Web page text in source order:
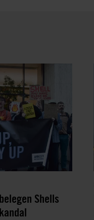
Shells